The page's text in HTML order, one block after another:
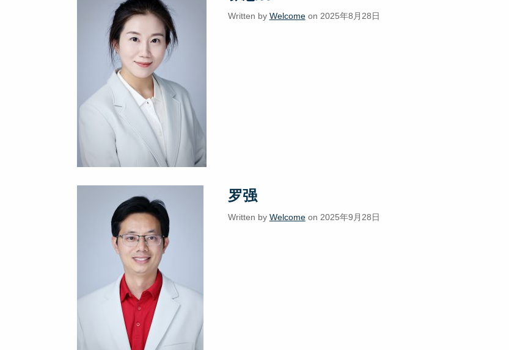
Written by Welcomeon 2025年8月28日
罗强
Written by Welcomeon 2025年9月28日